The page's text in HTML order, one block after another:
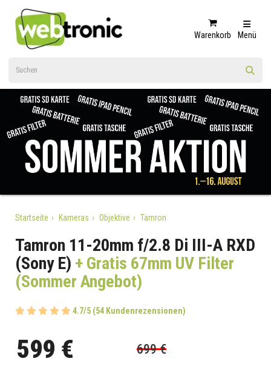
Warenkorb Menü
Startseite Kameras Objektive Tamron
Tamron 11-20mm f/2.8 Di III-A RXD
(Sony E) + Gratis 67mm UV Filter
(Sommer Angebot)
4.7/5 (54 Kundenrezensionen)
599 € 699 €